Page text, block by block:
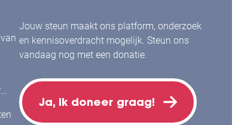
Jouw steun maakt ons platform, onderzoek
en kennisoverdracht mogelijk. Steun ons
vandaag nog met een donatie.
Ja, ik doneer graag!